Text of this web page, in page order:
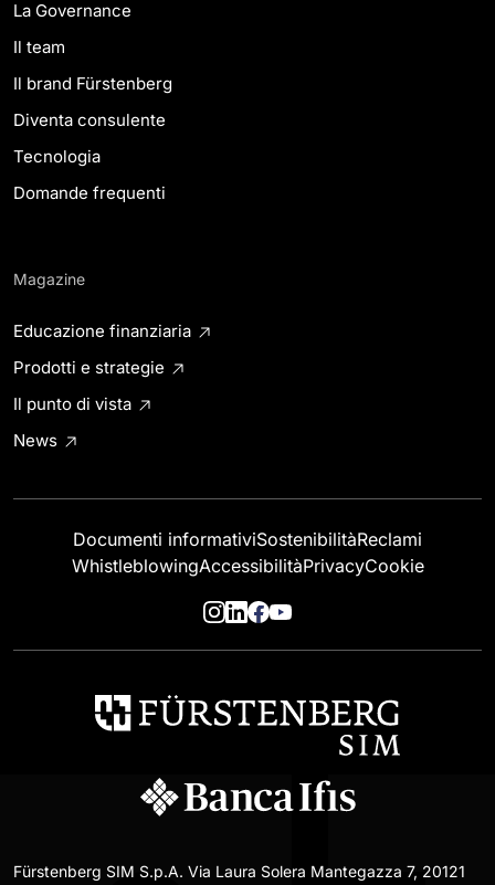
La Governance
Il team
Il brand Fürstenberg
Diventa consulente
Tecnologia
Domande frequenti
Magazine
Educazione finanziaria
Prodotti e strategie
Il punto di vista
News
Documenti informativiSostenibilitàReclami
WhistleblowingAccessibilitàPrivacyCookie
Fürstenberg SIM S.p.A. Via Laura Solera Mantegazza 7, 20121